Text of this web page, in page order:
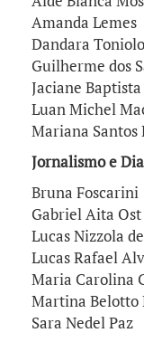
Amanda Lemes
Dandara Toniolo
Guilherme dos
Jaciane
Luan Michel
Mariana Santos
Jornalismo e
Bruna Foscarini
Gabriel Aita Ost
Lucas Nizzola
Lucas Rafael
Maria Carolina
Martina Belotto
Sara Nedel Paz